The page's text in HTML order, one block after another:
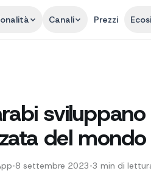
Canali Prezzi
del mondo
•8 settembre 2023•3 min di